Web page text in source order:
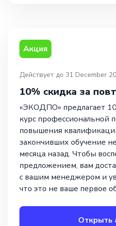
Акция
Действует до 31 December
10% скидка за
«ЭКОДПО» предлагает
курс профессиональной
повышения
закончивших обучение
месяца назад. Чтобы
предложением, вам
с вашим менеджером и
что это не ваше первое
Открыть